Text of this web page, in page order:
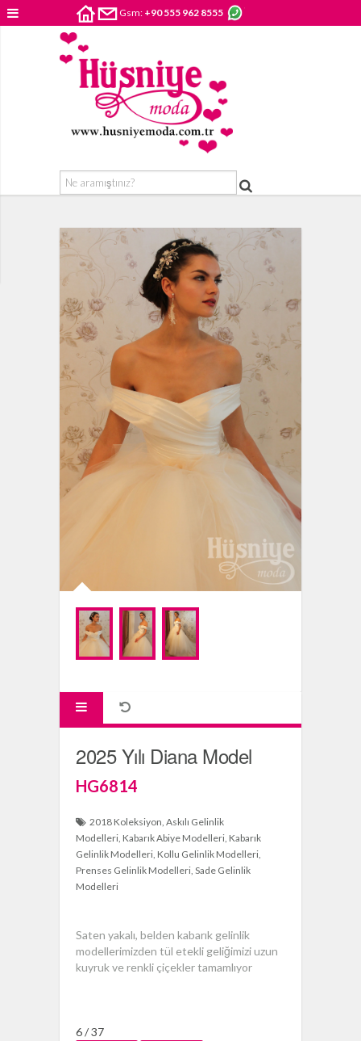
Gsm: +90 555 962 8555
2025 Yılı Diana Model
HG6814
2018 Koleksiyon Askılı Gelinlik
Modelleri Kabarık Abiye Modelleri Kabarık
Gelinlik Modelleri Kollu Gelinlik Modelleri
Prenses Gelinlik Modelleri Sade Gelinlik
Modelleri
Saten yakalı, belden kabarık gelinlik
modellerimizden tül etekli geliğimizi uzun
kuyruk ve renkli çiçekler tamamlıyor
6 / 37